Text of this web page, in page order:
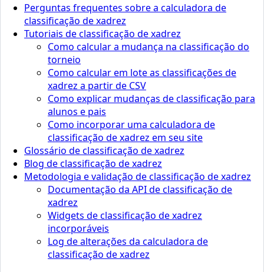
Perguntas frequentes sobre a calculadora de
classificação de xadrez
Tutoriais de classificação de xadrez
Como calcular a mudança na classificação do
torneio
Como calcular em lote as classificações de
xadrez a partir de CSV
Como explicar mudanças de classificação para
alunos e pais
Como incorporar uma calculadora de
classificação de xadrez em seu site
Glossário de classificação de xadrez
Blog de classificação de xadrez
Metodologia e validação de classificação de xadrez
Documentação da API de classificação de
xadrez
Widgets de classificação de xadrez
incorporáveis
Log de alterações da calculadora de
classificação de xadrez